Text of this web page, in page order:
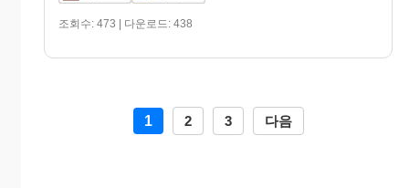
조회수: 473 | 다운로드: 438
1 2 3 다음